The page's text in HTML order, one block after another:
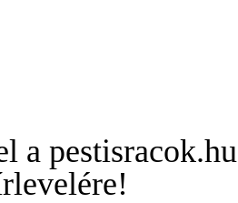
a pestisracok.hu